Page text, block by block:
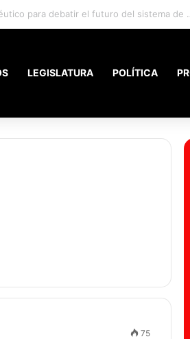
LEGISLATURA POLÍTICA
75